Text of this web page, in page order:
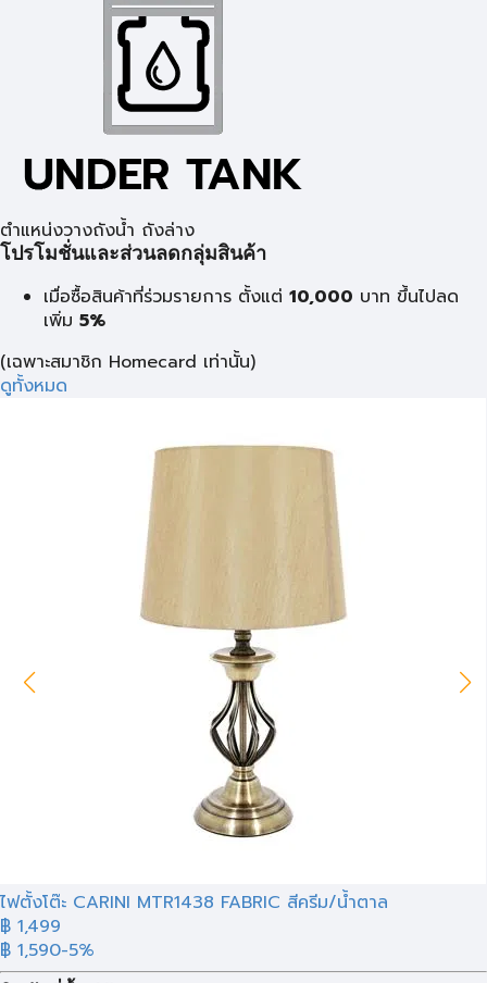
ตำแหน่งวางถังน้ำ ถังล่าง
โปรโมชั่นและส่วนลดกลุ่มสินค้า
เมื่อซื้อสินค้าที่ร่วมรายการ ตั้งแต่ 10,000 บาท ขึ้นไปลด
เพิ่ม 5%
(เฉพาะสมาชิก Homecard เท่านั้น)
ดูทั้งหมด
ไฟตั้งโต๊ะ CARINI MTR1438 FABRIC สีครีม/น้ำตาล
฿ 1,499
฿ 1,590-5%